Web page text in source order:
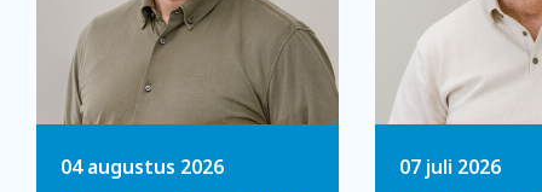
04 augustus 2026 07 juli 2026